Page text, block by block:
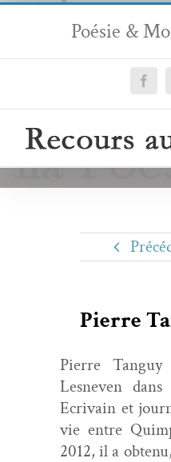
Passer
contenu
Poésie &
Pierre
Pierre
Lesn­even
Ecrivain et
vie entre
2012, il a